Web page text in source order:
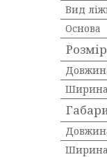
Вид
Основа
Ширина
Ширина